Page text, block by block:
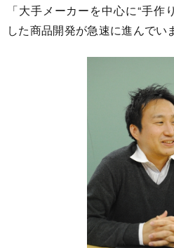
「大手メーカーを中心に“手作
した商品開発が急速に進んでい